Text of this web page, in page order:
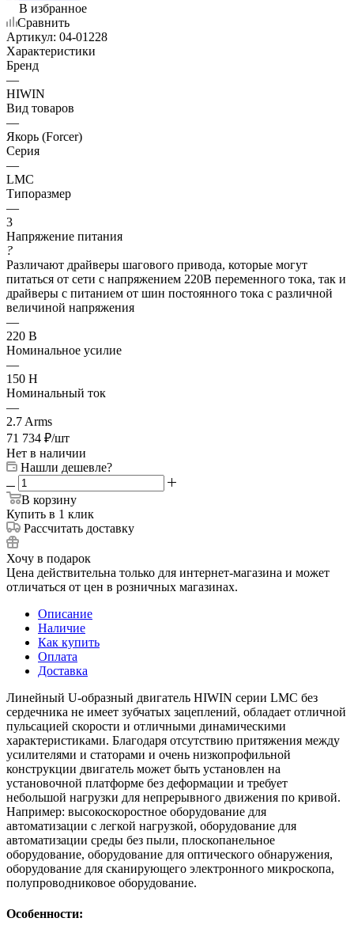
В избранное
Сравнить
Артикул: 04-01228
Характеристики
Бренд
—
HIWIN
Вид товаров
—
Якорь (Forcer)
Серия
—
LMC
Типоразмер
—
3
Напряжение питания
?
Различают драйверы шагового привода, которые могут
питаться от сети с напряжением 220В переменного тока, так и
драйверы с питанием от шин постоянного тока с различной
величиной напряжения
—
220 В
Номинальное усилие
—
150 Н
Номинальный ток
—
2.7 Arms
71 734 ₽/шт
Нет в наличии
Нашли дешевле?
В корзину
Купить в 1 клик
Рассчитать доставку
Хочу в подарок
Цена действительна только для интернет-магазина и может
отличаться от цен в розничных магазинах.
Описание
Наличие
Как купить
Оплата
Доставка
Линейный U-образный двигатель HIWIN серии LMC без
сердечника не имеет зубчатых зацеплений, обладает отличной
пульсацией скорости и отличными динамическими
характеристиками. Благодаря отсутствию притяжения между
усилителями и статорами и очень низкопрофильной
конструкции двигатель может быть установлен на
установочной платформе без деформации и требует
небольшой нагрузки для непрерывного движения по кривой.
Например: высокоскоростное оборудование для
автоматизации с легкой нагрузкой, оборудование для
автоматизации среды без пыли, плоскопанельное
оборудование, оборудование для оптического обнаружения,
оборудование для сканирующего электронного микроскопа,
полупроводниковое оборудование.
Особенности: